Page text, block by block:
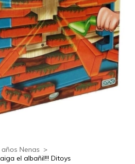
Nenas >
el albañil!!! Ditoys